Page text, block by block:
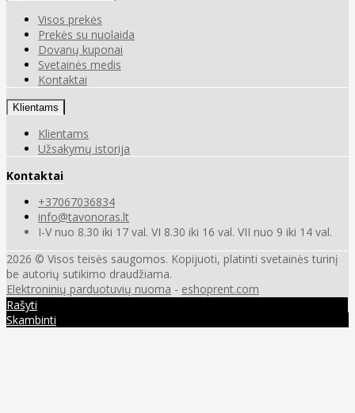
Visos prekės
Prekės su nuolaida
Dovanų kuponai
Svetainės medis
Kontaktai
Klientams
Klientams
Užsakymų istorija
Kontaktai
+37067036834
info@tavonoras.lt
I-V nuo 8.30 iki 17 val. VI 8.30 iki 16 val. VII nuo 9 iki 14 val.
2026 © Visos teisės saugomos. Kopijuoti, platinti svetainės turinį
be autorių sutikimo draudžiama.
Elektroninių parduotuvių nuoma - eshoprent.com
Rašyti
Skambinti